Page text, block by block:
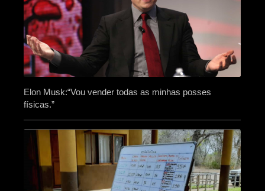
Elon Musk:“Vou vender todas as minhas posses
físicas.”